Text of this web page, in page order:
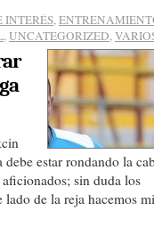
INTERÉS,
,UNCATEGORIZED,
estar rondando la
sin duda los
lado de la reja hacemos